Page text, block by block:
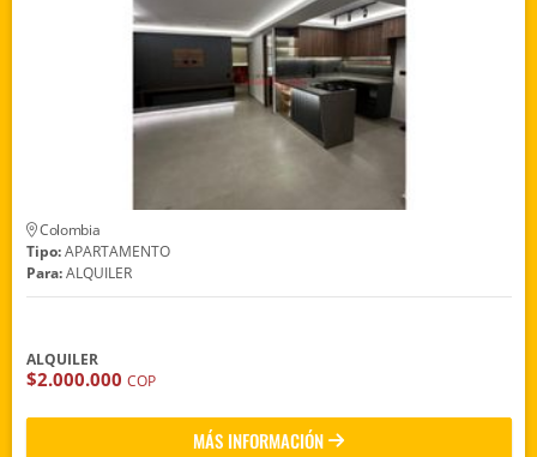
Colombia
Tipo:APARTAMENTO
Para:ALQUILER
ALQUILER
$2.000.000 COP
MÁS INFORMACIÓN